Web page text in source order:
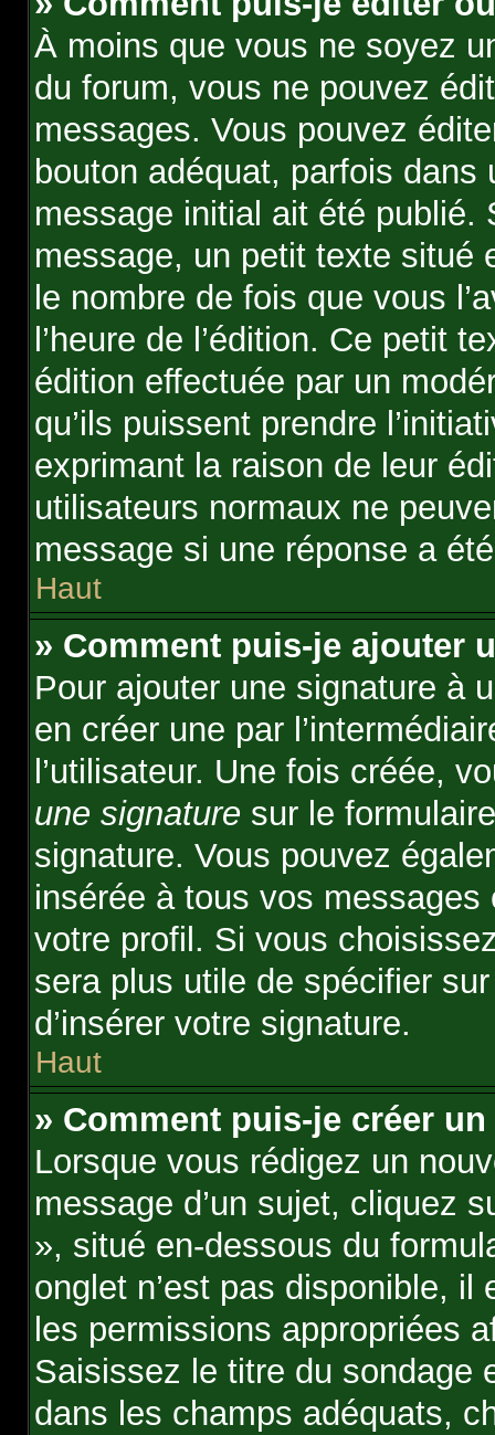
À moins que vous ne soyez
du forum, vous ne pouvez
messages. Vous pouvez
bouton adéquat, parfois
message initial ait été publié.
message, un petit texte situé
le nombre de fois que vous
l’heure de l’édition. Ce petit
édition effectuée par un
qu’ils puissent prendre
exprimant la raison de leur
utilisateurs normaux ne
message si une réponse a
Haut
» Comment puis-je ajouter
Pour ajouter une signature à
en créer une par
l’utilisateur. Une fois créée,
une signature sur le
signature. Vous pouvez
insérée à tous vos
votre profil. Si vous
sera plus utile de spécifier
d’insérer votre signature.
Haut
» Comment puis-je créer
Lorsque vous rédigez un
message d’un sujet, cliquez
», situé en-dessous du
onglet n’est pas disponible, il
les permissions appropriées
Saisissez le titre du sondage
dans les champs adéquats,